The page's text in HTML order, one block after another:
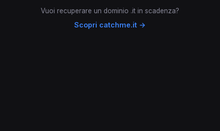
Vuoi recuperare un dominio .it in scadenza?
Scopri catchme.it →